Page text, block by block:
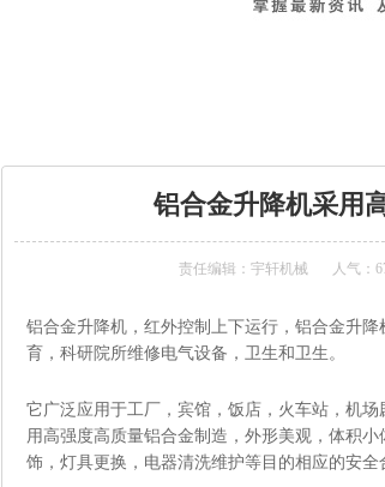
铝合金升降机采用
责任编辑：宇轩机械 人气：
铝合金升降机，红外控制上下运行，铝合金升
育，科研院所维修电气设备，卫生和卫生。
它广泛应用于工厂，宾馆，饭店，火车站，机
用高强度高质量铝合金制造，外形美观，体积
饰，灯具更换，电器清洗维护等目的相应的安全